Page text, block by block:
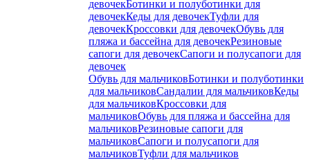
девочекБотинки и полуботинки для
девочекКеды для девочекТуфли для
девочекКроссовки для девочекОбувь для
пляжа и бассейна для девочекРезиновые
сапоги для девочекСапоги и полусапоги для
девочек
Обувь для мальчиковБотинки и полуботинки
для мальчиковСандалии для мальчиковКеды
для мальчиковКроссовки для
мальчиковОбувь для пляжа и бассейна для
мальчиковРезиновые сапоги для
мальчиковСапоги и полусапоги для
мальчиковТуфли для мальчиков